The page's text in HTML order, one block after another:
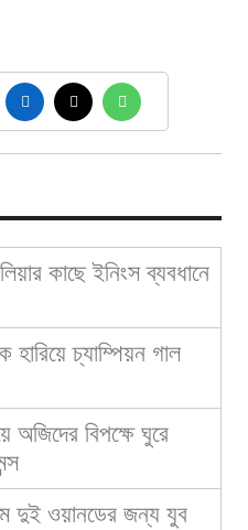
কাছে ইনিংস ব্যবধানে
চ্যাম্পিয়ন গাল
অজিদের বিপক্ষে ঘুরে
দুই ওয়ানডের জন্য যুব